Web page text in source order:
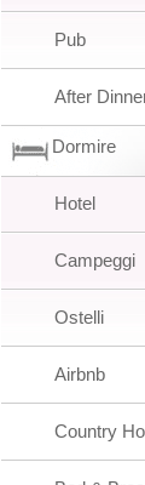
Pub
After
Dormire
Hotel
Campeggi
Ostelli
Airbnb
Country